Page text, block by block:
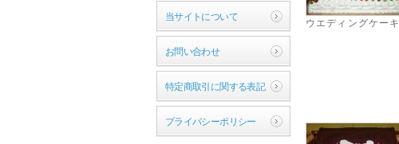
当サイトについて
お問い合わせ
特定商取引に関する表記
プライバシーポリシー
ウエディングケーキ